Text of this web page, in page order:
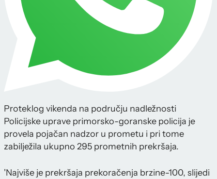
Proteklog vikenda na području nadležnosti
Policijske uprave primorsko-goranske policija je
provela pojačan nadzor u prometu i pri tome
zabilježila ukupno 295 prometnih prekršaja.
'Najviše je prekršaja prekoračenja brzine-100, slijedi